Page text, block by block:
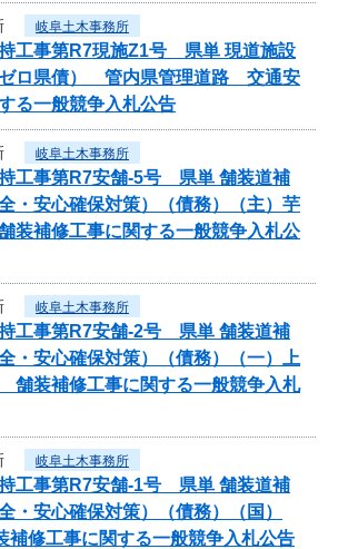
岐阜土木事務所
持工事第R7現施Z1号 県単 現道施設
ロ県債） 管内県管理道路 交通安
る一般競争入札公告
岐阜土木事務所
持工事第R7安舗-5号 県単 舗装道補
・安心確保対策）（債務）（主）芋
装補修工事に関する一般競争入札公
岐阜土木事務所
持工事第R7安舗-2号 県単 舗装道補
・安心確保対策）（債務）（一）上
舗装補修工事に関する一般競争入札
岐阜土木事務所
持工事第R7安舗-1号 県単 舗装道補
・安心確保対策）（債務）（国）
修工事に関する一般競争入札公告